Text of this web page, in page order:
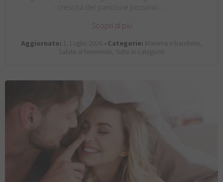
crescita del pancione possono…
Scopri di più
Aggiornato: 1. Luglio 2026 •Categorie: Mamma e bambino,
Salute al femminile, Tutte le categorie